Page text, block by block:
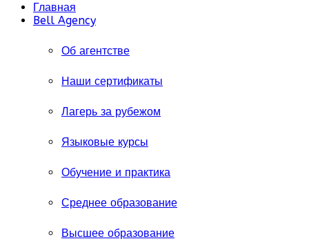
Главная
Bell Agency
Об агентстве
Наши сертификаты
Лагерь за рубежом
Языковые курсы
Обучение и практика
Среднее образование
Высшее образование